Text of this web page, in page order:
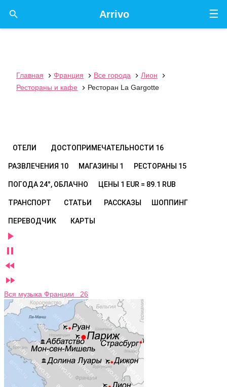
☰
Arrivo

Главная  Франция  Все города  Лион

Рестораны и кафе
 Ресторан La Gargotte
ОТЕЛИ ДОСТОПРИМЕЧАТЕЛЬНОСТИ 16
РАЗВЛЕЧЕНИЯ 10 МАГАЗИНЫ 1 РЕСТОРАНЫ 15
ПОГОДА 24°, ОБЛАЧНО ЦЕНЫ 1 EUR = 89.1 RUB
ТРАНСПОРТ СТАТЬИ РАССКАЗЫ ШОППИНГ
ПЕРЕВОДЧИК КАРТЫ




Вся музыка Франции 26